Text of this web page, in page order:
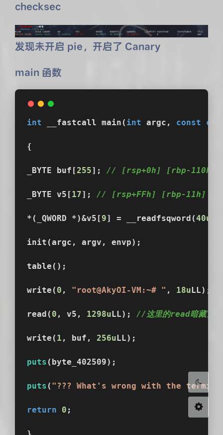
HarmonyOS Sans
关闭 日落 暗化 灰度
checksec
发现未开启 pie，开启了 Canary
main 函数
int __fastcall main ( int argc, const
{
_BYTE buf[255]; // [rsp+0h] [rbp-110h]
_BYTE v5[17]; // [rsp+FFh] [rbp-11h]
*(_QWORD *)&v5[9] = __readfsqword(40u
init(argc, argv, envp);
table();
write( 0 , "root@AkyOI-VM:~# " , 18uLL);
read( 0 , v5, 1298uLL); //这里的read暗藏玄机
write( 1 , buf, 256uLL);
puts (byte_402509);
puts ( "??? What's wrong with the
return 0 ;